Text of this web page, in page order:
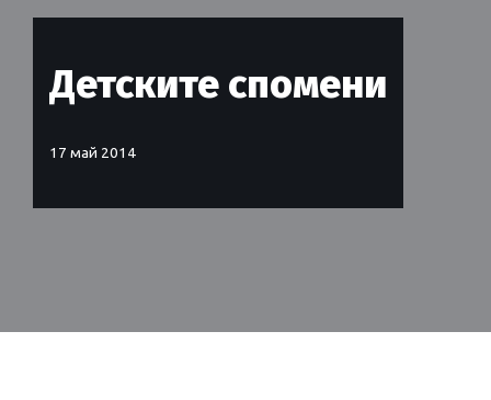
Детските спомени
17 май 2014